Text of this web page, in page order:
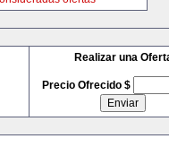
Realizar una
Precio Ofrecido $